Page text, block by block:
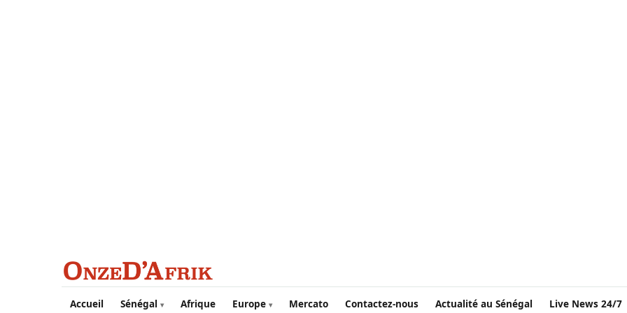
Aller au contenu principal
Accueil Sénégal Afrique Europe Mercato Contactez-nous Actualité au Sénégal Live News 24/7